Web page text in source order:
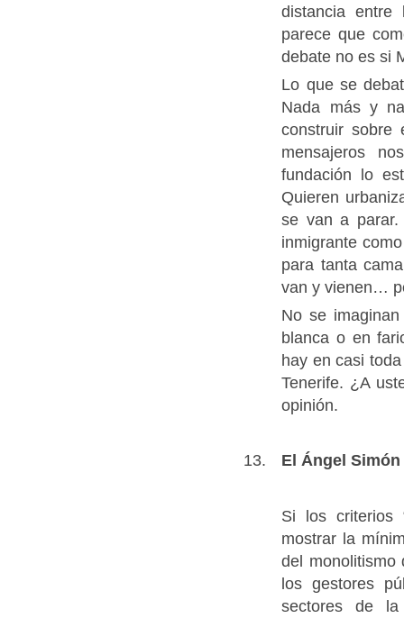
distancia
parece que
debate no es si
Lo que se
Nada más y
construir sobre
mensajeros
fundación lo
Quieren
se van a
inmigrante
para tanta
van y vienen…
No se
blanca o en
hay en casi
Tenerife. ¿A
opinión.
El Ángel Simón
Si los criterios
mostrar la
del monolitismo
los gestores
sectores de